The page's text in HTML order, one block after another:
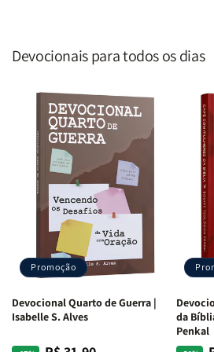
Devocionais para todos os dias
Promoção
Devocional Quarto de Guerra |
Isabelle S. Alves
da
Penkal